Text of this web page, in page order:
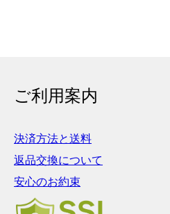
ご利用案内
決済方法と送料
返品交換について
安心のお約束